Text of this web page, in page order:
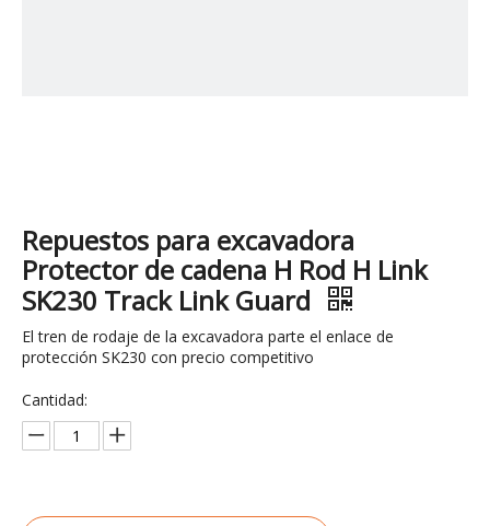
Repuestos para excavadora
Protector de cadena H Rod H Link
SK230 Track Link Guard
El tren de rodaje de la excavadora parte el enlace de
protección SK230 con precio competitivo
Cantidad: